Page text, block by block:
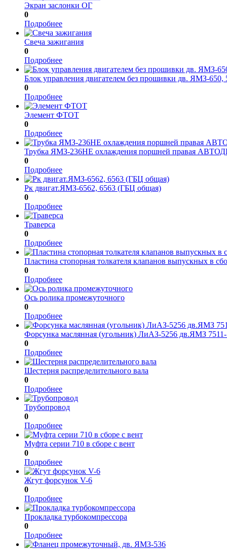
Экран заслонки ОГ
0
Подробнее
Свеча зажигания
0
Подробнее
Блок управления двигателем без прошивки дв. ЯМЗ-
0
Подробнее
Элемент ФТОТ
0
Подробнее
Трубка ЯМЗ-236НЕ охлаждения поршней правая
0
Подробнее
Рк двигат.ЯМЗ-6562, 6563 (ГБЦ общая)
0
Подробнее
Траверса
0
Подробнее
Пластина стопорная толкателя клапанов выпускных в
0
Подробнее
Ось ролика промежуточного
0
Подробнее
Форсунка маслянная (угольник) ЛиАЗ-5256 дв.ЯМЗ 7511-
0
Подробнее
Шестерня распределительного вала
0
Подробнее
Трубопровод
0
Подробнее
Mуфта серии 710 в сборе с вент
0
Подробнее
Жгут форсунок V-6
0
Подробнее
Прокладка турбокомпрессора
0
Подробнее